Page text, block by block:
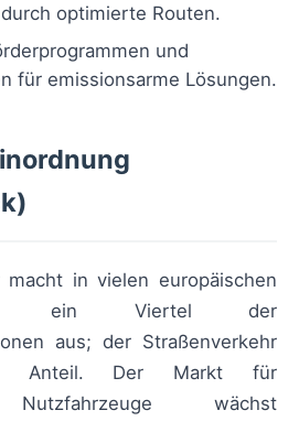
optimierte Routen.
und
für emissionsarme Lösungen.
macht in vielen europäischen
ein Viertel der
aus; der Straßenverkehr
Anteil. Der Markt für
Nutzfahrzeuge wächst